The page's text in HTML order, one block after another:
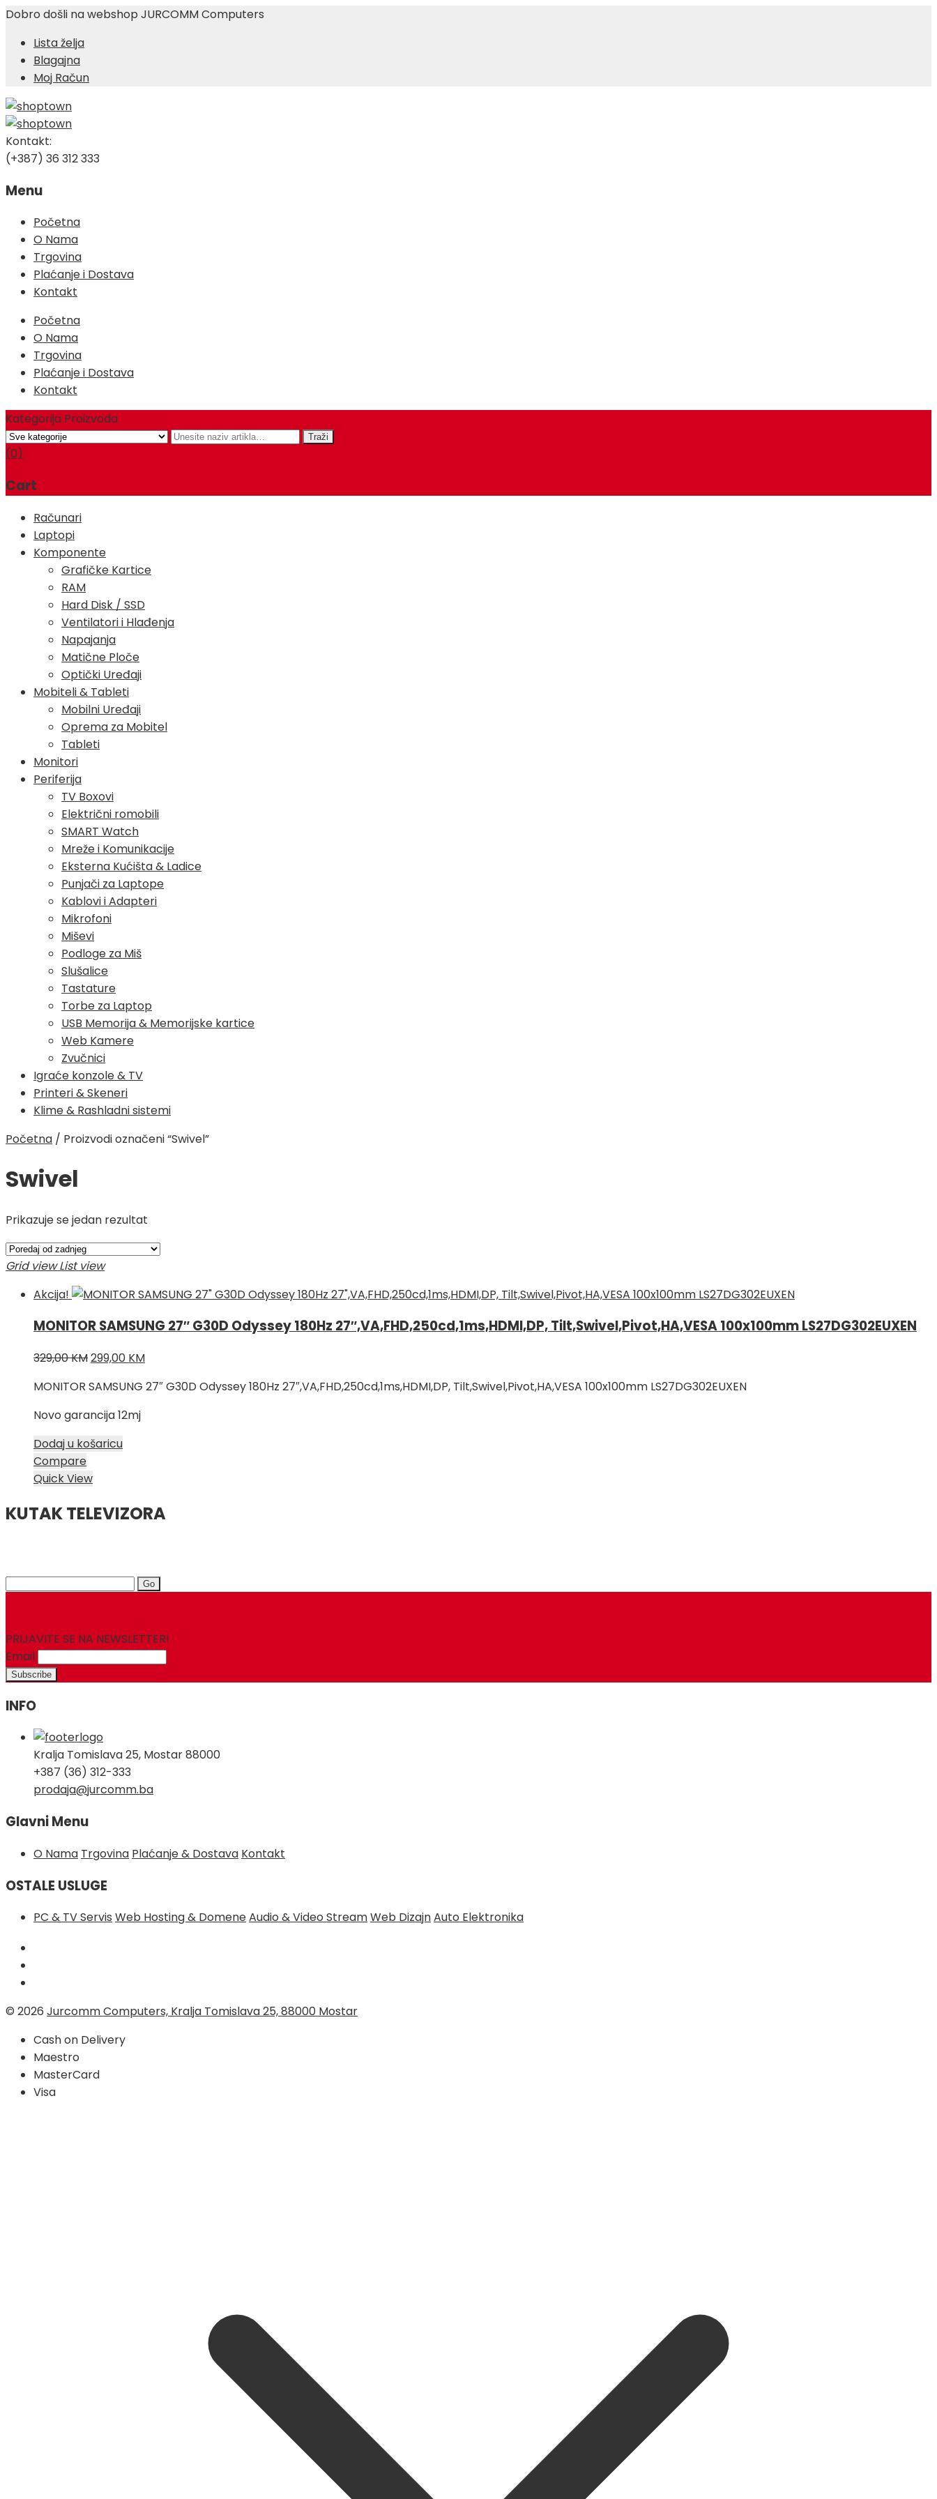
Dobro došli na webshop JURCOMM Computers
Lista želja
Blagajna
Moj Račun
Kontakt:
(+387) 36 312 333
Menu
Skip
content
Početna
O Nama
Trgovina
Plaćanje i Dostava
Kontakt
Početna
O Nama
Trgovina
Plaćanje i Dostava
Kontakt
Kategorija Proizvoda
(0)
Cart
Računari
Laptopi
Komponente
Grafičke Kartice
RAM
Hard Disk / SSD
Ventilatori i Hlađenja
Napajanja
Matične Ploče
Optički Uređaji
Mobiteli & Tableti
Mobilni Uređaji
Oprema za Mobitel
Tableti
Monitori
Periferija
TV Boxovi
Električni romobili
SMART Watch
Mreže i Komunikacije
Eksterna Kućišta & Ladice
Punjači za Laptope
Kablovi i Adapteri
Mikrofoni
Miševi
Podloge za Miš
Slušalice
Tastature
Torbe za Laptop
USB Memorija & Memorijske kartice
Web Kamere
Zvučnici
Igraće konzole & TV
Printeri & Skeneri
Klime & Rashladni sistemi
Početna / Proizvodi označeni “Swivel”
Swivel
Prikazuje se jedan rezultat
Grid view List view
Akcija!
MONITOR SAMSUNG 27″ G30D Odyssey 180Hz 27″,VA,FHD,250cd,1ms,HDMI,DP, Tilt,Swivel,Pivot,HA,VESA 100x100mm LS27DG302EUXEN
329,00KMIzvorna
bila
je:
329,00 KM.
299,00 KMTrenutna
je:
MONITOR SAMSUNG 27″ G30D Odyssey 180Hz 27″,VA,FHD,250cd,1ms,HDMI,DP, Tilt,Swivel,Pivot,HA,VESA 100x100mm LS27DG302EUXEN
Novo garancija 12mj
Dodaj u košaricu
Compare
Quick View
KUTAK TELEVIZORA
Search
PRIJAVITE SE NA NEWSLETTER!
Email
INFO
Kralja Tomislava 25, Mostar 88000
+387 (36) 312-333
prodaja@jurcomm.ba
Glavni Menu
O Nama Trgovina Plaćanje & Dostava Kontakt
OSTALE USLUGE
PC & TV Servis Web Hosting & DomeneAudio & Video StreamWeb DizajnAuto Elektronika
© 2026 Jurcomm Computers, Kralja Tomislava 25, 88000 Mostar
Cash on Delivery
Maestro
MasterCard
Visa